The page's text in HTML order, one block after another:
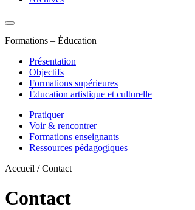
Formations – Éducation
Présentation
Objectifs
Formations supérieures
Éducation artistique et culturelle
Pratiquer
Voir & rencontrer
Formations enseignants
Ressources pédagogiques
Accueil / Contact
Contact